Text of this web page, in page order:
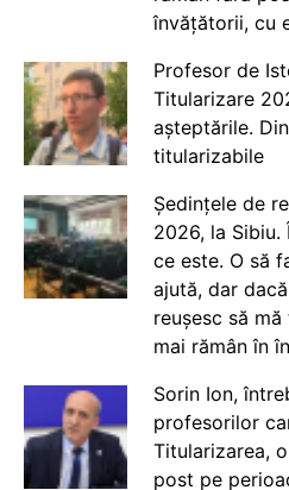
învățătorii, cu
Profesor de
Titularizare
așteptările.
titularizabile
Ședințele de
2026, la Sibiu.
ce este. O să
ajută, dar
reușesc să
mai rămân în
Sorin Ion,
profesorilor
Titularizarea,
post pe